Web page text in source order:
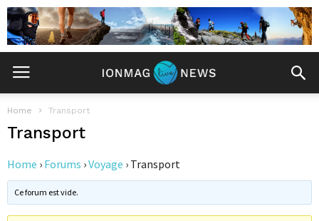
Home Transport
Transport
Home › Forums ›Voyage › Transport
Ce forum est vide.